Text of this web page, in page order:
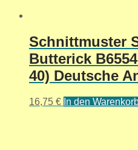
Schnittmuster
Butterick
40) Deutsche
16,75 € In den